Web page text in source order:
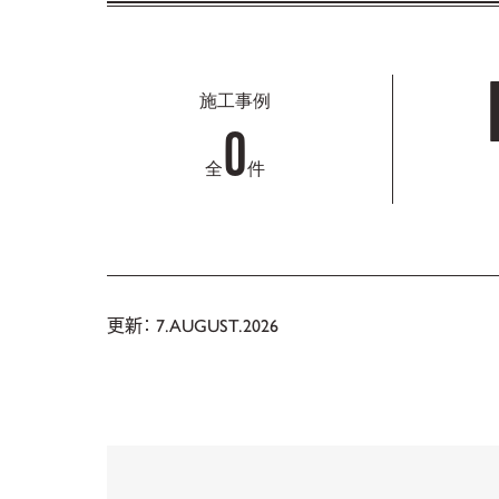
施工事例
全0件
更新： 7.AUGUST.2026